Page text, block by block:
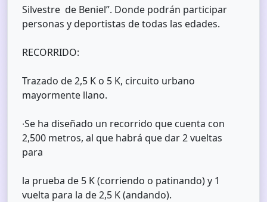
Silvestre de Beniel”. Donde podrán participar
personas y deportistas de todas las edades.
RECORRIDO:
Trazado de 2,5 K o 5 K, circuito urbano
mayormente llano.
∙Se ha diseñado un recorrido que cuenta con
2,500 metros, al que habrá que dar 2 vueltas
para
la prueba de 5 K (corriendo o patinando) y 1
vuelta para la de 2,5 K (andando).